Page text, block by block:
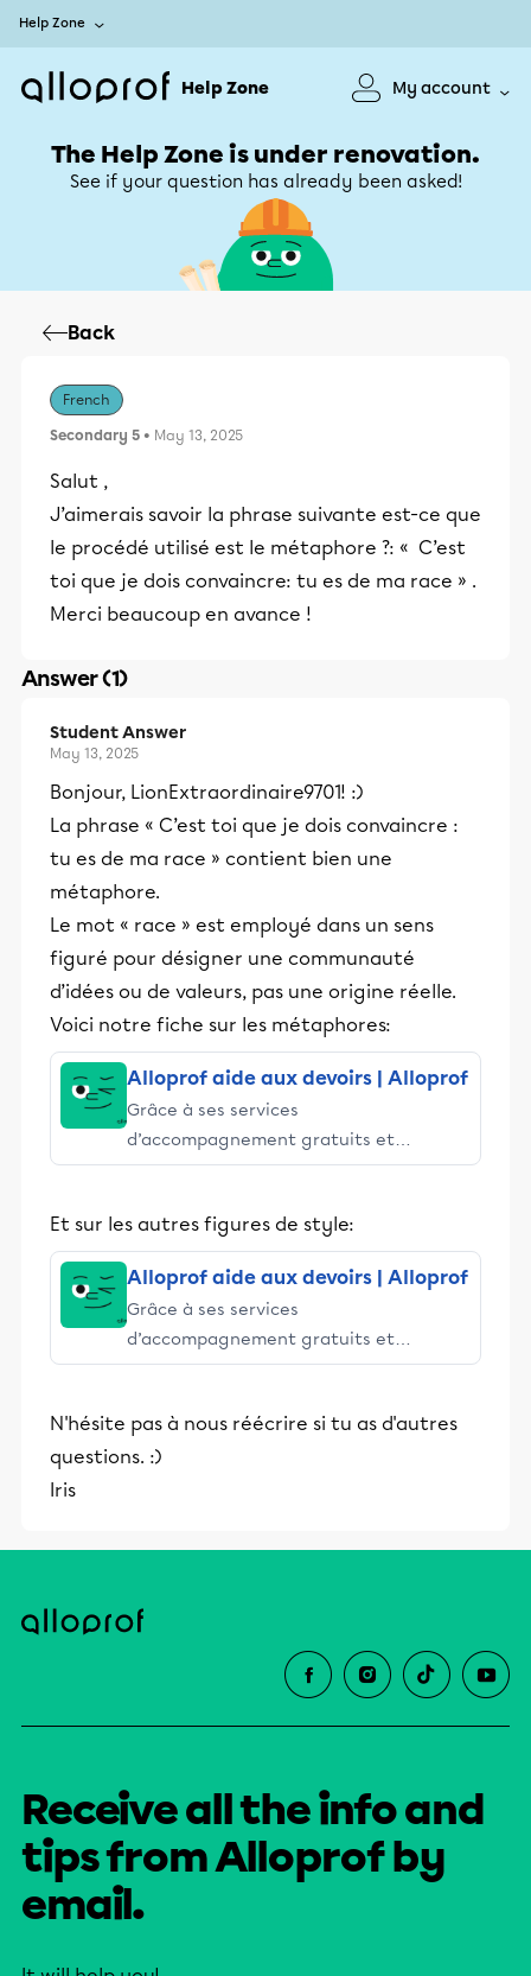
Help Zone
Help Zone My account
The Help Zone is under renovation.
See if your question has already been asked!
Back
French
Secondary 5 • May 13, 2025
Salut ,
J’aimerais savoir la phrase suivante est-ce que
le procédé utilisé est le métaphore ?: « C’est
toi que je dois convaincre: tu es de ma race » .
Merci beaucoup en avance !
Answer (1)
Student Answer
May 13, 2025
Bonjour, LionExtraordinaire9701! :)
La phrase « C’est toi que je dois convaincre :
tu es de ma race » contient bien une
métaphore.
Le mot « race » est employé dans un sens
figuré pour désigner une communauté
d’idées ou de valeurs, pas une origine réelle.
Voici notre fiche sur les métaphores:
Alloprof aide aux devoirs | Alloprof
Grâce à ses services
d’accompagnement gratuits et
stimulants, Alloprof engage les élèves
éducative.
Et sur les autres figures de style:
Alloprof aide aux devoirs | Alloprof
Grâce à ses services
d’accompagnement gratuits et
stimulants, Alloprof engage les élèves
éducative.
N'hésite pas à nous réécrire si tu as d'autres
questions. :)
Iris
Receive all the info and
tips from Alloprof by
email.